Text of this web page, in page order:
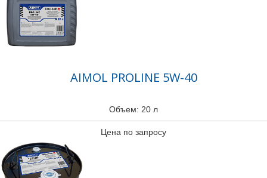
AIMOL PROLINE 5W-40
Объем: 20 л
Цена по запросу